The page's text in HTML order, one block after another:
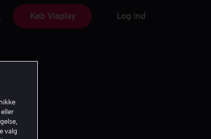
Køb Viaplay Log ind
valg